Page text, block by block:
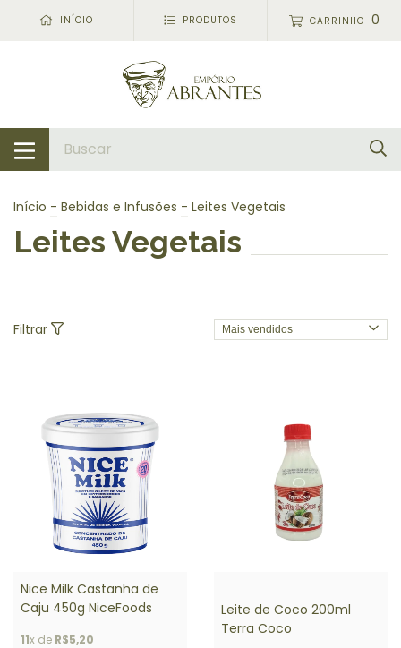
INÍCIO PRODUTOS CARRINHO 0
Início - Bebidas e Infusões - Leites Vegetais
Leites Vegetais
Filtrar
Nice Milk Castanha de
Caju 450g NiceFoods
11x de R$5,20
Leite de Coco 200ml
Terra Coco